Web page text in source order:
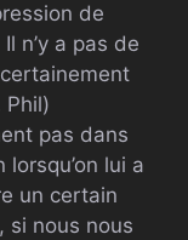
de
n’y a pas de
pas dans
lui a
un certain
si nous nous